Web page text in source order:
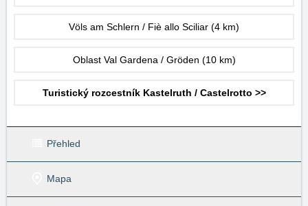
Völs am Schlern / Fiè allo Sciliar (4 km)
Oblast Val Gardena / Gröden (10 km)
Turistický rozcestník Kastelruth / Castelrotto >>
Přehled
Mapa